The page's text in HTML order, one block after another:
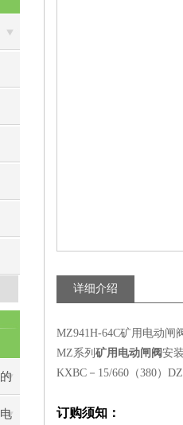
详细介绍
MZ941H-64C矿用电动闸
MZ系列 矿用电动闸阀安
KXBC－15/660（380）
订购须知：